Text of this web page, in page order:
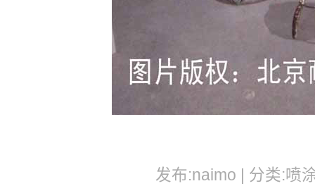
发布:naimo | 分类:喷